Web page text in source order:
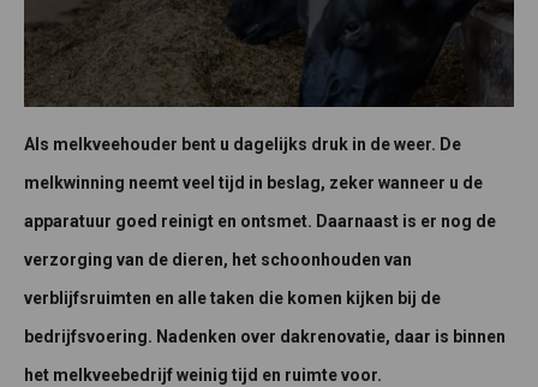
Als melkveehouder bent u dagelijks druk in de weer. De
melkwinning neemt veel tijd in beslag, zeker wanneer u de
apparatuur goed reinigt en ontsmet. Daarnaast is er nog de
verzorging van de dieren, het schoonhouden van
verblijfsruimten en alle taken die komen kijken bij de
bedrijfsvoering. Nadenken over dakrenovatie, daar is binnen
het melkveebedrijf weinig tijd en ruimte voor.